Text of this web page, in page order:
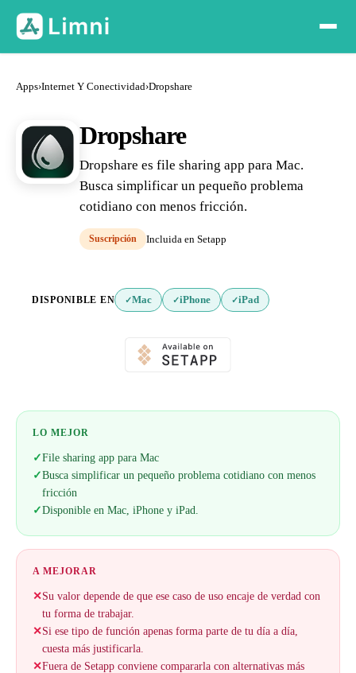
Apps›Internet Y Conectividad›Dropshare
Dropshare
Dropshare es file sharing app para Mac.
Busca simplificar un pequeño problema
cotidiano con menos fricción.
Suscripción Incluida en Setapp
DISPONIBLE EN ✓Mac ✓iPhone ✓iPad
LO MEJOR
✓File sharing app para Mac
✓Busca simplificar un pequeño problema cotidiano con menos
fricción
✓Disponible en Mac, iPhone y iPad.
A MEJORAR
✕Su valor depende de que ese caso de uso encaje de verdad con
tu forma de trabajar.
✕Si ese tipo de función apenas forma parte de tu día a día,
cuesta más justificarla.
✕Fuera de Setapp conviene compararla con alternativas más